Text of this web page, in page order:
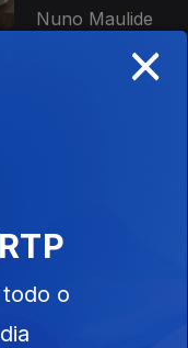
Nuno Maulide
×
o